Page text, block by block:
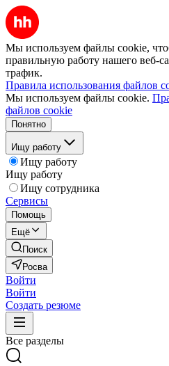
Мы используем файлы cookie,
правильную работу нашего веб-
трафик.
Правила использования файлов
Мы используем файлы cookie.
файлов cookie
Понятно
Ищу работу
Ищу работу
Ищу работу
Ищу сотрудника
Сервисы
Помощь
Ещё
Поиск
Росва
Войти
Войти
Создать резюме
Все разделы